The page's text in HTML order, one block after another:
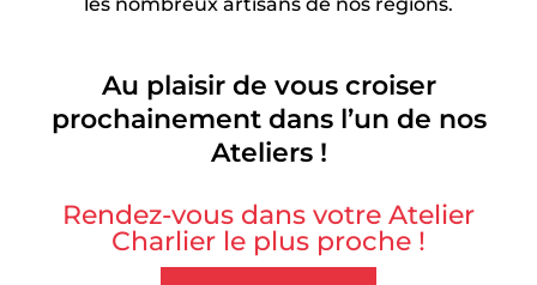
Au plaisir de vous croiser
prochainement dans l’un de nos
Ateliers !
Rendez-vous dans votre Atelier
Charlier le plus proche !